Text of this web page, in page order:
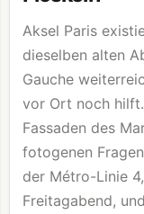
Aksel Paris
dieselben alten
Gauche
vor Ort noch
Fassaden des
fotogenen
der Métro-Linie
Freitagabend,